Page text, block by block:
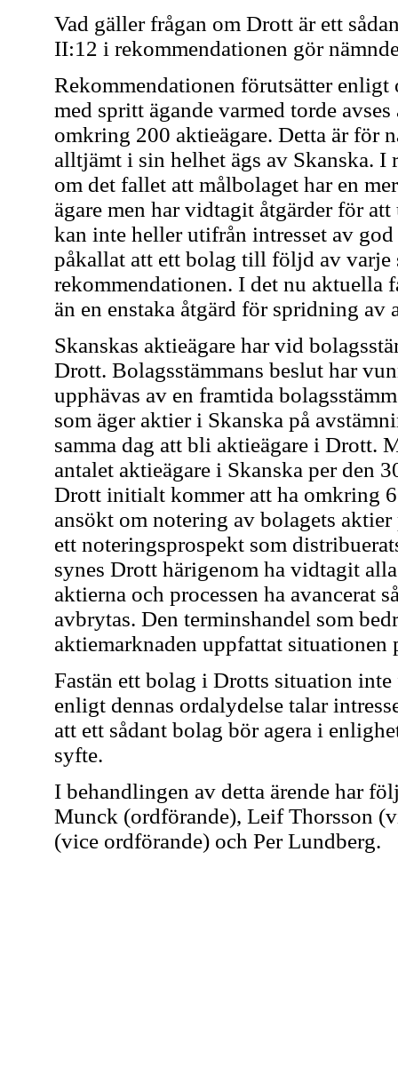
Vad gäller frågan om Drott är ett
II:12 i rekommendationen gör
Rekommendationen förutsätter
med spritt ägande varmed torde
omkring 200 aktieägare. Detta är för
alltjämt i sin helhet ägs av Skanska.
om det fallet att målbolaget har en
ägare men har vidtagit åtgärder för
kan inte heller utifrån intresset av god
påkallat att ett bolag till följd av varje
rekommendationen. I det nu aktuella
än en enstaka åtgärd för spridning av
Skanskas aktieägare har vid
Drott. Bolagsstämmans beslut har
upphävas av en framtida
som äger aktier i Skanska på
samma dag att bli aktieägare i Drott.
antalet aktieägare i Skanska per den
Drott initialt kommer att ha omkring
ansökt om notering av bolagets
ett noteringsprospekt som
synes Drott härigenom ha vidtagit
aktierna och processen ha avancerat
avbrytas. Den terminshandel som
aktiemarknaden uppfattat situationen
Fastän ett bolag i Drotts situation
enligt dennas ordalydelse talar
att ett sådant bolag bör agera i
syfte.
I behandlingen av detta ärende har
Munck (ordförande), Leif Thorsson
(vice ordförande) och Per Lundberg.